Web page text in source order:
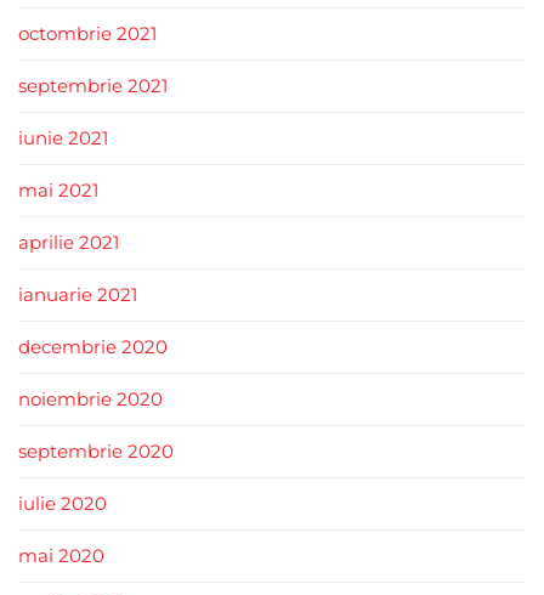
octombrie 2021
septembrie 2021
iunie 2021
mai 2021
aprilie 2021
ianuarie 2021
decembrie 2020
noiembrie 2020
septembrie 2020
iulie 2020
mai 2020